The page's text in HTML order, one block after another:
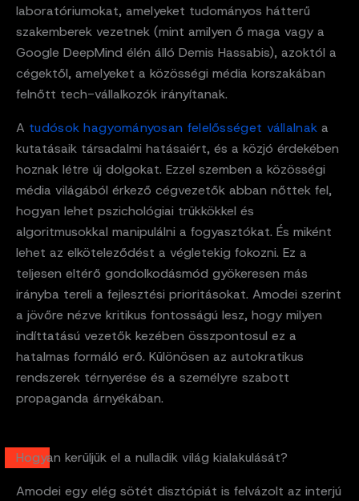
laboratóriumokat, amelyeket tudományos hátterű
szakemberek vezetnek (mint amilyen ő maga vagy a
Google DeepMind élén álló Demis Hassabis), azoktól a
cégektől, amelyeket a közösségi média korszakában
felnőtt tech-vállalkozók irányítanak.
A tudósok hagyományosan felelősséget vállalnak a
kutatásaik társadalmi hatásaiért, és a közjó érdekében
hoznak létre új dolgokat. Ezzel szemben a közösségi
média világából érkező cégvezetők abban nőttek fel,
hogyan lehet pszichológiai trükkökkel és
algoritmusokkal manipulálni a fogyasztókat. És miként
lehet az elköteleződést a végletekig fokozni. Ez a
teljesen eltérő gondolkodásmód gyökeresen más
irányba tereli a fejlesztési prioritásokat. Amodei szerint
a jövőre nézve kritikus fontosságú lesz, hogy milyen
indíttatású vezetők kezében összpontosul ez a
hatalmas formáló erő. Különösen az autokratikus
rendszerek térnyerése és a személyre szabott
propaganda árnyékában.
Hogyan kerüljük el a nulladik világ kialakulását?
Amodei egy elég sötét disztópiát is felvázolt az interjú